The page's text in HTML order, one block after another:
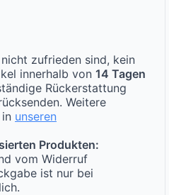
zufrieden sind, kein
innerhalb von 14 Tagen
Rückerstattung
Weitere
unseren
Produkten:
vom Widerruf
ist nur bei